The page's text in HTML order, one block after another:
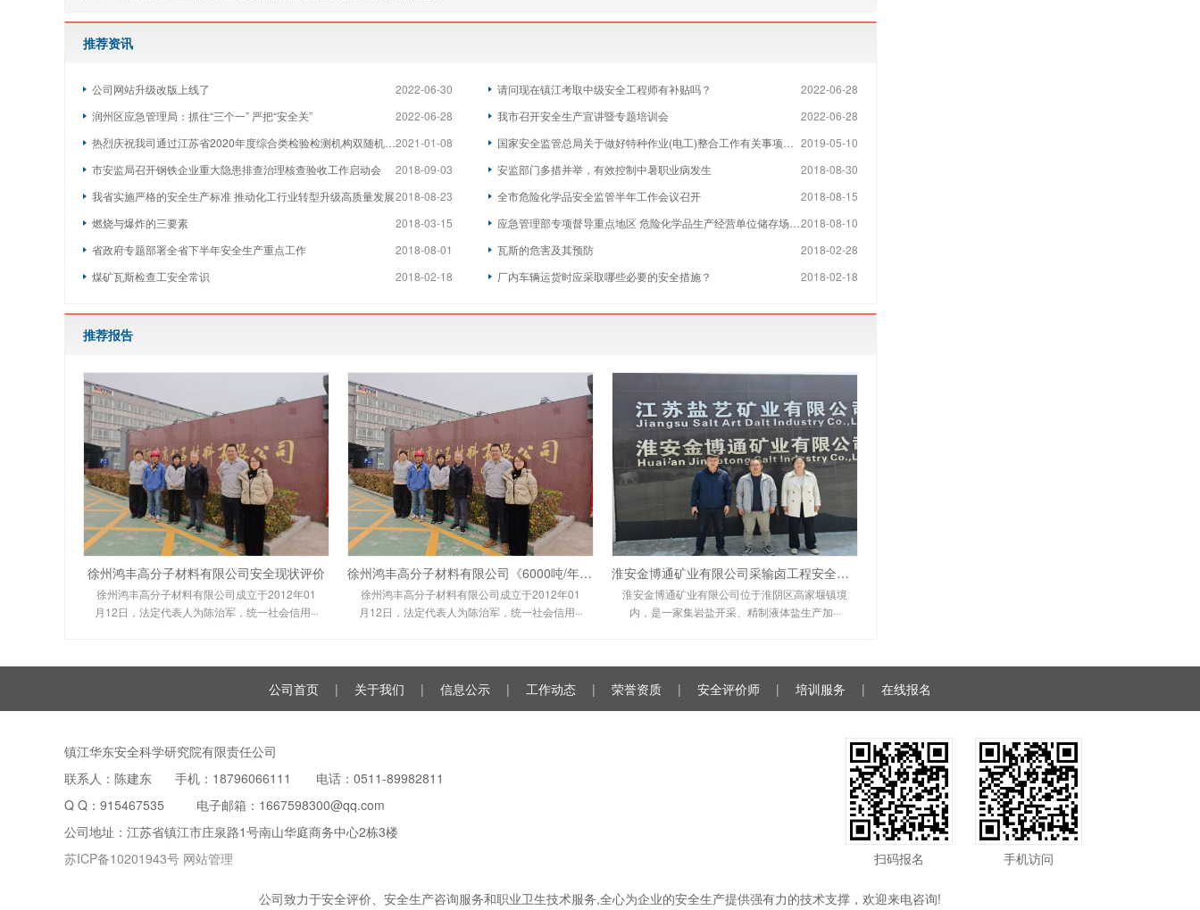
推荐资讯
2022-06-30
公司网站升级改版上线了 2022-06-28
请问现在镇江考取中级安全工程师有补贴吗？
2022-06-28
润州区应急管理局：抓住“三个一” 严把“安全关” 2022-06-28
我市召开安全生产宣讲暨专题培训会
2021-01-08
热烈庆祝我司通过江苏省2020年度综合类检验检测机构双随机监督检查 2019-05-10
国家安全监管总局关于做好特种作业(电工)整合工作有关事项的通知
2018-09-03
市安监局召开钢铁企业重大隐患排查治理核查验收工作启动会 2018-08-30
安监部门多措并举，有效控制中暑职业病发生
2018-08-23
我省实施严格的安全生产标准 推动化工行业转型升级高质量发展 2018-08-15
全市危险化学品安全监管半年工作会议召开
2018-03-15
燃烧与爆炸的三要素 2018-08-10
应急管理部专项督导重点地区 危险化学品生产经营单位储存场所安全
2018-08-01
省政府专题部署全省下半年安全生产重点工作 2018-02-28
瓦斯的危害及其预防
2018-02-18
煤矿瓦斯检查工安全常识 2018-02-18
厂内车辆运货时应采取哪些必要的安全措施？
推荐报告
徐州鸿丰高分子材料有限公司安全现状评价
徐州鸿丰高分子材料有限公司成立于2012年01
月12日，法定代表人为陈治军，统一社会信用···
徐州鸿丰高分子材料有限公司《6000吨/年（实际4000吨/年）皮革助剂生产装置技术改造项目》和《9000吨/年清洁化皮革助剂生产（复配）装置技术改造项目》 变更项目安全设施竣工验收报告
徐州鸿丰高分子材料有限公司成立于2012年01
月12日，法定代表人为陈治军，统一社会信用···
淮安金博通矿业有限公司采输卤工程安全提升改造安全验收评价
淮安金博通矿业有限公司位于淮阴区高家堰镇境
内，是一家集岩盐开采、精制液体盐生产加···
公司首页 | 关于我们 | 信息公示 | 工作动态 | 荣誉资质 | 安全评价师 | 培训服务 | 在线报名
镇江华东安全科学研究院有限责任公司
联系人：陈建东 手机：18796066111 电话：0511-89982811
Q Q： 915467535 电子邮箱：1667598300@qq.com
公司地址：江苏省镇江市庄泉路1号南山华庭商务中心2栋3楼
苏ICP备10201943号 网站管理 扫码报名 手机访问
公司致力于安全评价、安全生产咨询服务和职业卫生技术服务,全心为企业的安全生产提供强有力的技术支撑，欢迎来电咨询!